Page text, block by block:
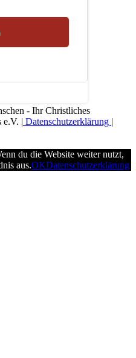
- Ihr Christliches
e.V. | Datenschutzerklärung |
du die Website weiter nutzt,
aus.OKDatenschutzerklärung